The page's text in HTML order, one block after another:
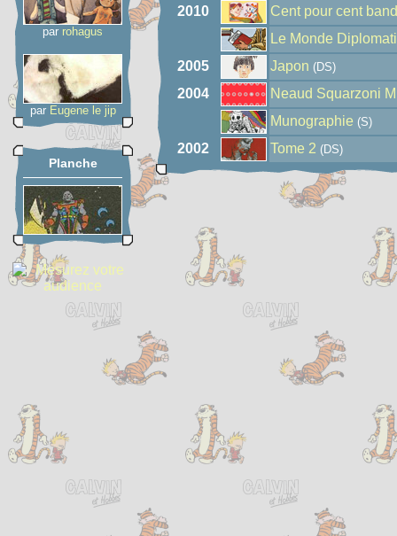
par rohagus
par Eugene le jip
Planche
2010
Cent pour cent
Le Monde
2005
Japon (DS)
2004
Neaud Squarzoni
Munographie (S)
2002 Tome 2 (DS)